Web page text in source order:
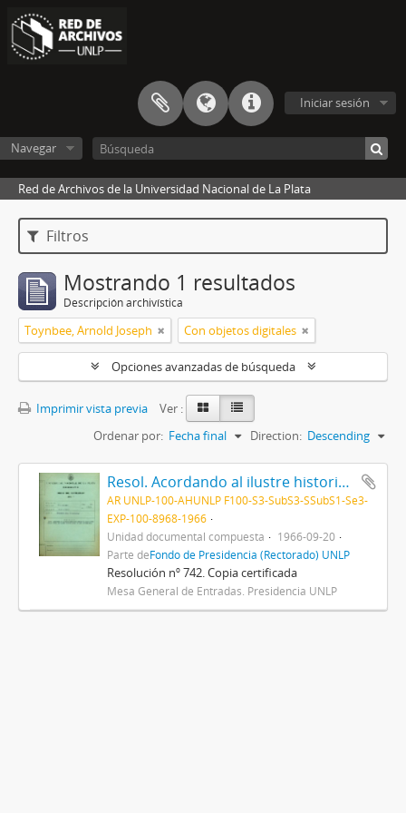
Iniciar sesión
Navegar
Red de Archivos de la Universidad Nacional de La Plata
Filtros
Mostrando 1 resultados
Descripción archivística
Toynbee, Arnold Joseph Con objetos digitales
Opciones avanzadas de búsqueda
Imprimir vista previa
Ver :
Ordenar por: Fecha final Direction: Descending
Resol. Acordando al ilustre historiador inglés Dr. Arnold Toynbee, el título de "Doctor Honoris Causa" de esta Universidad 1966
AR UNLP-100-AHUNLP F100-S3-SubS3-SSubS1-Se3-
EXP-100-8968-1966
Unidad documental compuesta
1966-09-20
Parte deFondo de Presidencia (Rectorado) UNLP
Resolución nº 742. Copia certificada
Mesa General de Entradas. Presidencia UNLP